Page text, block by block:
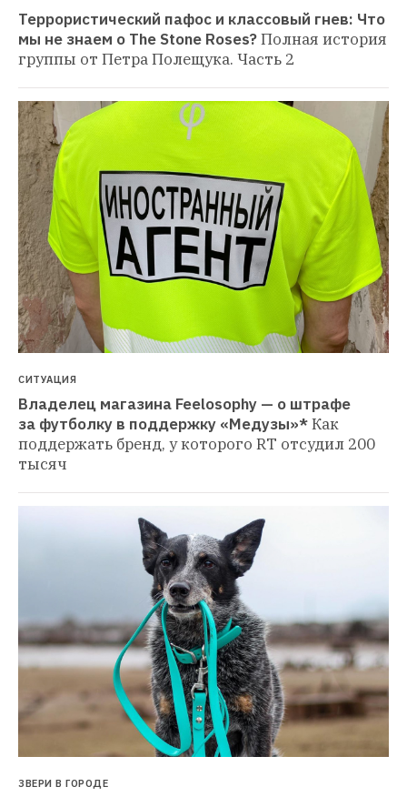
Террористический пафос и классовый гнев: Что
мы не знаем о The Stone Roses?Полная история
группы от Петра Полещука. Часть 2
СИТУАЦИЯ
Владелец магазина Feelosophy — о штрафе
за футболку в поддержку «Медузы»*Как
поддержать бренд, у которого RT отсудил 200
тысяч
ЗВЕРИ В ГОРОДЕ